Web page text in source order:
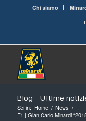
Chi siamo
Blog - Ultime
Sei in: Home / News /
F1 | Gian Carlo Minardi